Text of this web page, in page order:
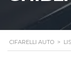
CIFARELLI AUTO >